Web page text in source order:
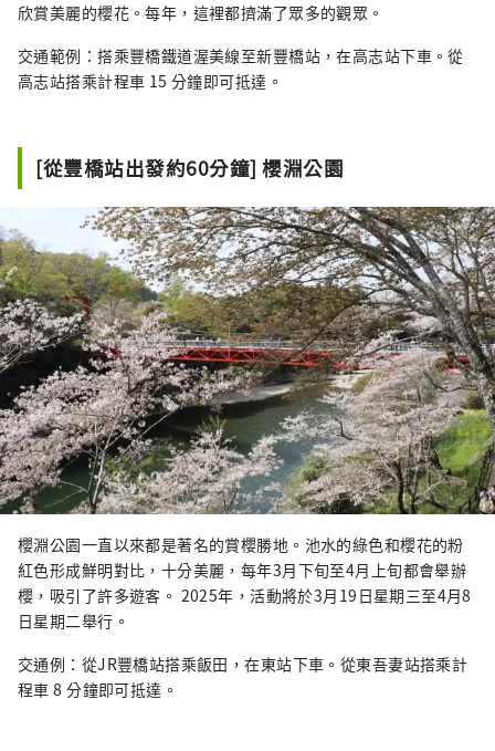
欣賞美麗的櫻花。每年，這裡都擠滿了眾多的觀眾。
交通範例：搭乘豐橋鐵道渥美線至新豐橋站，在高志站下車。從
高志站搭乘計程車 15 分鐘即可抵達。
[從豐橋站出發約60分鐘] 櫻淵公園
櫻淵公園一直以來都是著名的賞櫻勝地。池水的綠色和櫻花的粉
紅色形成鮮明對比，十分美麗，每年3月下旬至4月上旬都會舉辦
櫻，吸引了許多遊客。 2025年，活動將於3月19日星期三至4月8
日星期二舉行。
交通例：從JR豐橋站搭乘飯田，在東站下車。從東吾妻站搭乘計
程車 8 分鐘即可抵達。